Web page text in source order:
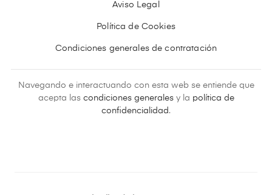
Aviso Legal
Política de Cookies
Condiciones generales de contratación
Navegando e interactuando con esta web se entiende que
acepta las condiciones generalesy la política de
confidencialidad .